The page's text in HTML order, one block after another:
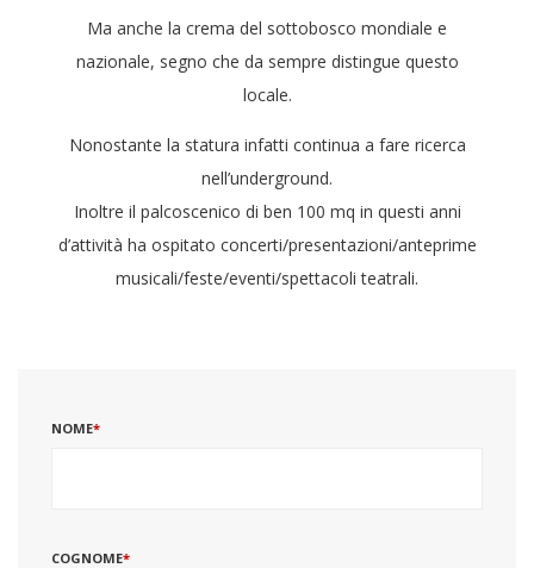
Ma anche la crema del sottobosco mondiale e
nazionale, segno che da sempre distingue questo
locale.
Nonostante la statura infatti continua a fare ricerca
nell’underground.
Inoltre il palcoscenico di ben 100 mq in questi anni
d’attività ha ospitato concerti/presentazioni/anteprime
musicali/feste/eventi/spettacoli teatrali.
NOME*
COGNOME*